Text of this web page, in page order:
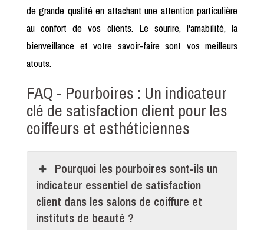
de grande qualité en attachant une attention particulière
au confort de vos clients. Le sourire, l'amabilité, la
bienveillance et votre savoir-faire sont vos meilleurs
atouts.
FAQ - Pourboires : Un indicateur
clé de satisfaction client pour les
coiffeurs et esthéticiennes
Pourquoi les pourboires sont-ils un
indicateur essentiel de satisfaction
client dans les salons de coiffure et
instituts de beauté ?